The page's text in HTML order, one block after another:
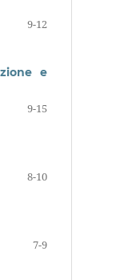
9-12
e
9-15
8-10
7-9